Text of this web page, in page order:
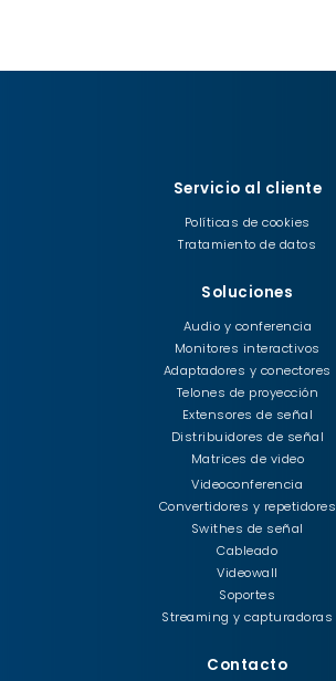
Servicio al cliente
Políticas de cookies
Tratamiento de datos
Soluciones
Audio y conferencia
Monitores interactivos
Adaptadores y conectores
Telones de proyección
Extensores de señal
Distribuidores de señal
Matrices de video
Videoconferencia
Convertidores y repetidores
Swithes de señal
Cableado
Videowall
Soportes
Streaming y capturadoras
Contacto